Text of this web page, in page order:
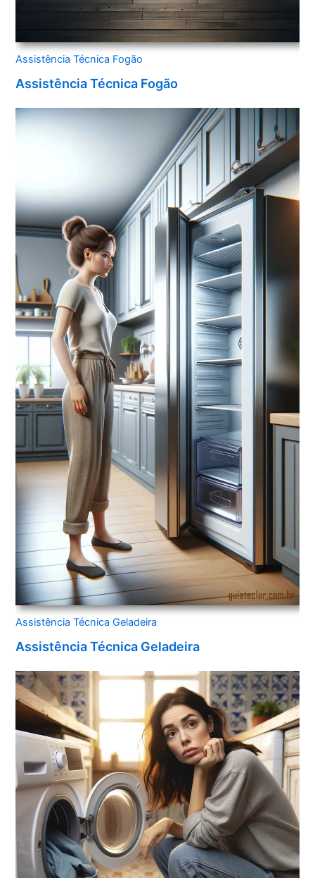
Assistência Técnica Fogão
Assistência Técnica Fogão
Assistência Técnica Geladeira
Assistência Técnica Geladeira